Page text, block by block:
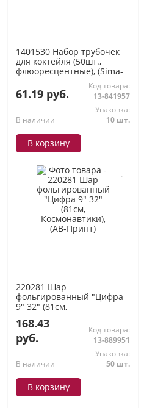
1401530 Набор трубочек
для коктейля (50шт.,
флюоресцентные), (Sima-
61.19 руб.
Код товара:
13-841957
В наличии
Упаковка:
10 шт.
В корзину
220281 Шар
фольгированный "Цифра
9" 32" (81см,
168.43
руб.
Код товара:
13-889951
В наличии
Упаковка:
50 шт.
В корзину